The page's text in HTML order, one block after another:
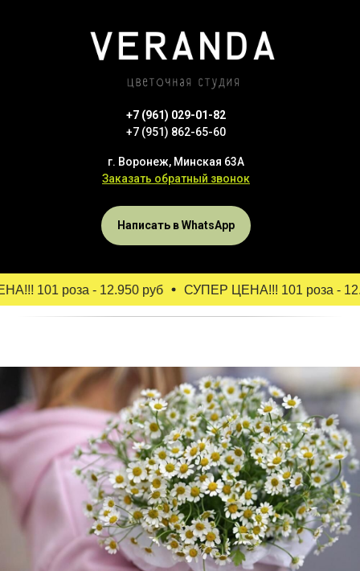
+7 (961) 029-01-82
+7 (951) 862-65-60
г. Воронеж, Минская 63А
Заказать обратный звонок
Написать в WhatsApp
101 роза - 12.950 руб СУПЕР ЦЕНА!!! 101 роза -